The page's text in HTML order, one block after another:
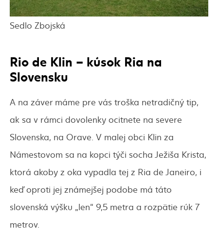
Sedlo Zbojská
Rio de Klin – kúsok Ria na
Slovensku
A na záver máme pre vás troška netradičný tip,
ak sa v rámci dovolenky ocitnete na severe
Slovenska, na Orave. V malej obci Klin za
Námestovom sa na kopci týči socha Ježiša Krista,
ktorá akoby z oka vypadla tej z Ria de Janeiro, i
keď oproti jej známejšej podobe má táto
slovenská výšku „len“ 9,5 metra a rozpätie rúk 7
metrov.